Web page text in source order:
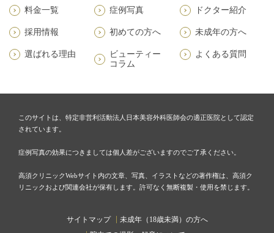
料金一覧 症例写真 ドクター紹介
採用情報 初めての方へ 未成年の方へ
選ばれる理由
ビューティー
コラム
よくある質問
このサイトは、特定非営利活動法人日本美容外科医師会の適正医院として認定
されています。
症例写真の効果につきましては個人差がございますのでご了承ください。
高須クリニックWebサイト内の文章、写真、イラストなどの著作権は、高須ク
リニックおよび関連会社が保有します。許可なく無断複製・使用を禁じます。
サイトマップ
未成年（18歳未満）の方へ